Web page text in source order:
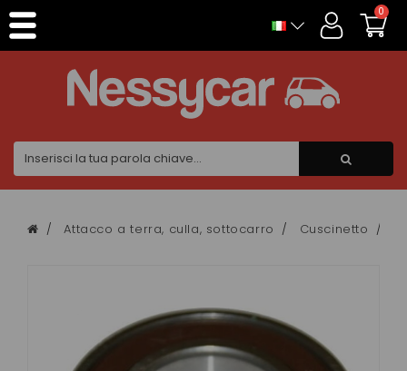
0
Attacco a terra, culla, sottocarro Cuscinetto
Pannello di gestione dei cookies